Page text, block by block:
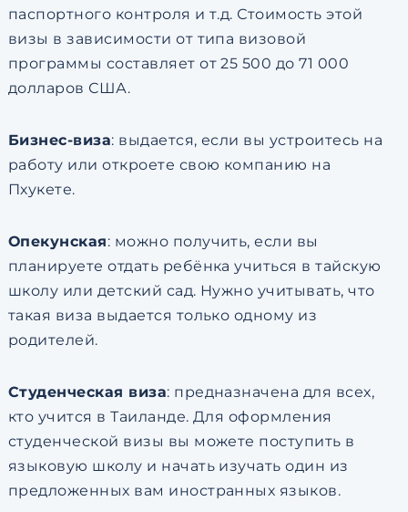
паспортного контроля и т.д. Стоимость этой
визы в зависимости от типа визовой
программы составляет от 25 500 до 71 000
долларов США.
Бизнес-виза: выдается, если вы устроитесь на
работу или откроете свою компанию на
Пхукете.
Опекунская: можно получить, если вы
планируете отдать ребёнка учиться в тайскую
школу или детский сад. Нужно учитывать, что
такая виза выдается только одному из
родителей.
Студенческая виза: предназначена для всех,
кто учится в Таиланде. Для оформления
студенческой визы вы можете поступить в
языковую школу и начать изучать один из
предложенных вам иностранных языков.